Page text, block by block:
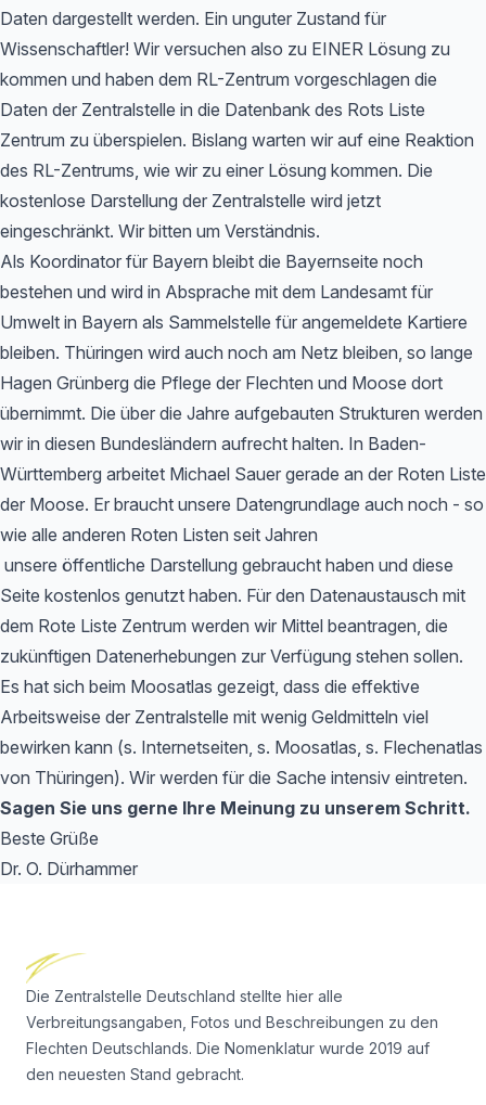
Daten dargestellt werden. Ein unguter Zustand für
Wissenschaftler! Wir versuchen also zu EINER Lösung zu
kommen und haben dem RL-Zentrum vorgeschlagen die
Daten der Zentralstelle in die Datenbank des Rots Liste
Zentrum zu überspielen. Bislang warten wir auf eine Reaktion
des RL-Zentrums, wie wir zu einer Lösung kommen. Die
kostenlose Darstellung der Zentralstelle wird jetzt
eingeschränkt. Wir bitten um Verständnis.
Als Koordinator für Bayern bleibt die Bayernseite noch
bestehen und wird in Absprache mit dem Landesamt für
Umwelt in Bayern als Sammelstelle für angemeldete Kartiere
bleiben. Thüringen wird auch noch am Netz bleiben, so lange
Hagen Grünberg die Pflege der Flechten und Moose dort
übernimmt. Die über die Jahre aufgebauten Strukturen werden
wir in diesen Bundesländern aufrecht halten. In Baden-
Württemberg arbeitet Michael Sauer gerade an der Roten Liste
der Moose. Er braucht unsere Datengrundlage auch noch - so
wie alle anderen Roten Listen seit Jahren
unsere öffentliche Darstellung gebraucht haben und diese
Seite kostenlos genutzt haben. Für den Datenaustausch mit
dem Rote Liste Zentrum werden wir Mittel beantragen, die
zukünftigen Datenerhebungen zur Verfügung stehen sollen.
Es hat sich beim Moosatlas gezeigt, dass die effektive
Arbeitsweise der Zentralstelle mit wenig Geldmitteln viel
bewirken kann (s. Internetseiten, s. Moosatlas, s. Flechenatlas
von Thüringen). Wir werden für die Sache intensiv eintreten.
Sagen Sie uns gerne Ihre Meinung zu unserem Schritt.
Beste Grüße
Dr. O. Dürhammer
Die Zentralstelle Deutschland stellte hier alle
Verbreitungsangaben, Fotos und Beschreibungen zu den
Flechten Deutschlands. Die Nomenklatur wurde 2019 auf
den neuesten Stand gebracht.